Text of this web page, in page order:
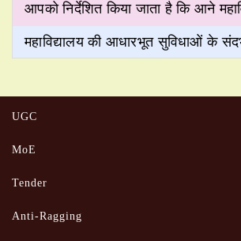
आपको निर्देशित किया जाता है कि आने
महाविद्यालय की आधारभूत सुविधाओं के
UGC
MoE
Tender
Anti-Ragging